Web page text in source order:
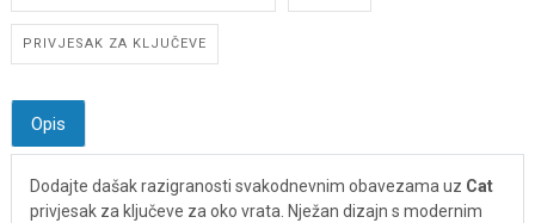
PRIVJESAK ZA KLJUČEVE
Opis
Dodajte dašak razigranosti svakodnevnim obavezama uz Cat
privjesak za ključeve za oko vrata. Nježan dizajn s modernim